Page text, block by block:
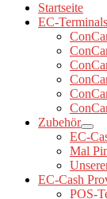
Startseite
EC-Terminals
Zubehör
EC-
Mal
EC-Cash
POS-